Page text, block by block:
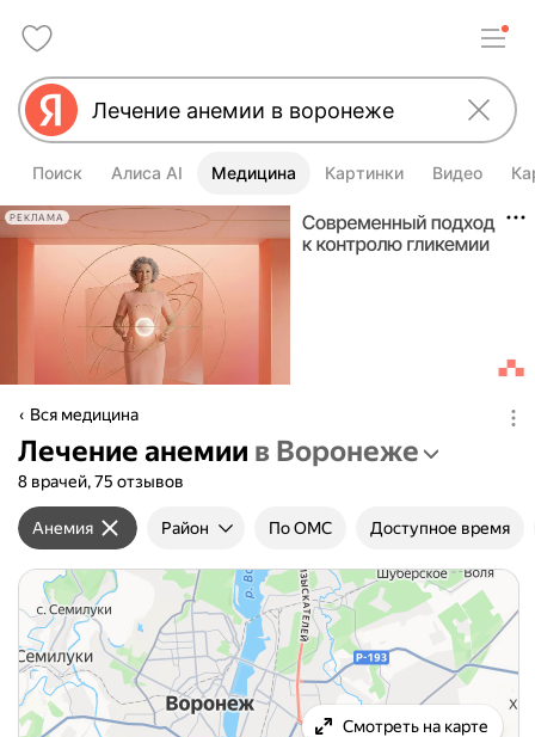
Поиск Алиса AI Медицина Картинки Видео
РЕКЛАМА
Вся медицина
Лечение анемии в Воронеже
8 врачей, 75 отзывов
Анемия Район По ОМС Доступное время
Смотреть на карте